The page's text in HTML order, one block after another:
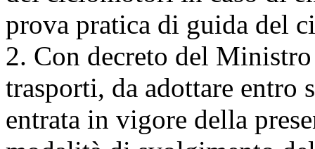
prova pratica di guida del
2. Con decreto del
trasporti, da adottare entro
entrata in vigore della